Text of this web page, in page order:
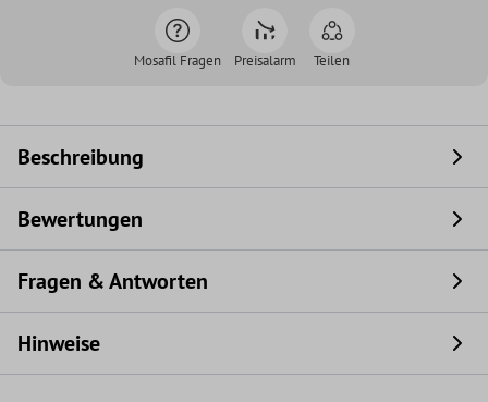
Mosafil Fragen Preisalarm Teilen
Beschreibung
Bewertungen
Fragen & Antworten
Hinweise